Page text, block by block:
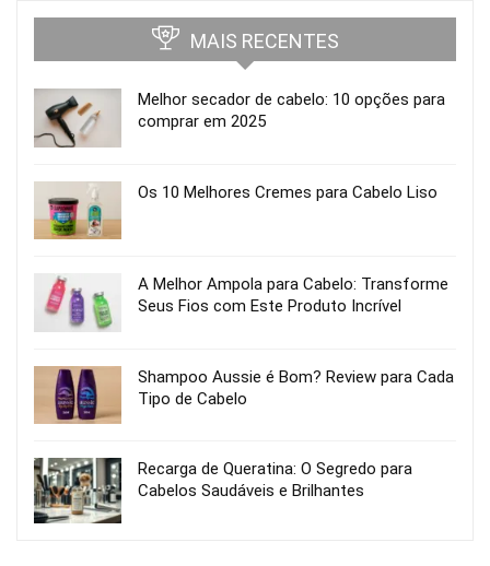
MAIS RECENTES
Melhor secador de cabelo: 10 opções para
comprar em 2025
Os 10 Melhores Cremes para Cabelo Liso
A Melhor Ampola para Cabelo: Transforme
Seus Fios com Este Produto Incrível
Shampoo Aussie é Bom? Review para Cada
Tipo de Cabelo
Recarga de Queratina: O Segredo para
Cabelos Saudáveis e Brilhantes